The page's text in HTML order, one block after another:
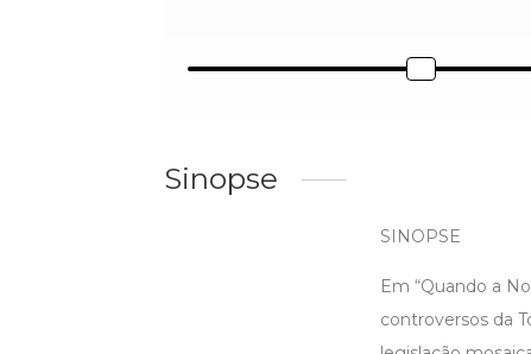
Sinopse
SINOPSE
Em “Quando a
controversos da